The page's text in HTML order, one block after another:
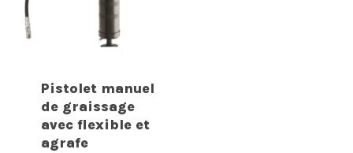
Pistolet manuel
de graissage
avec flexible et
agrafe